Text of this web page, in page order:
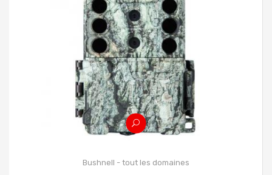
Bushnell - tout les domaines